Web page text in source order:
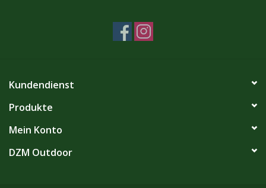
Kundendienst
Produkte
Mein Konto
DZM Outdoor